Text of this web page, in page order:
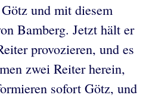
und mit diesem
Bamberg. Jetzt hält er
provozieren, und es
zwei Reiter herein,
sofort Götz, und